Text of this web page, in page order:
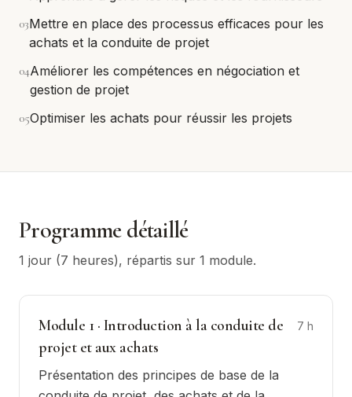
03Mettre en place des processus efficaces pour les
achats et la conduite de projet
04Améliorer les compétences en négociation et
gestion de projet
05Optimiser les achats pour réussir les projets
Programme détaillé
1 jour (7 heures), répartis sur 1 module.
Module 1· Introduction à la conduite de
projet et aux achats
7 h
Présentation des principes de base de la